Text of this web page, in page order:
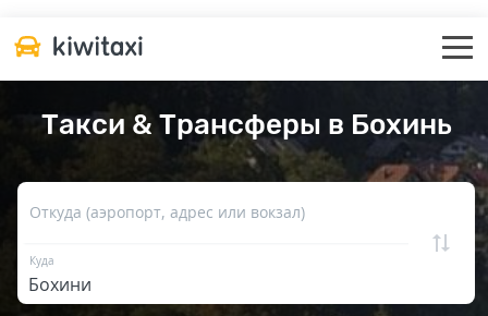
Такси & Трансферы в Бохинь
Откуда (аэропорт, адрес или вокзал)
Куда